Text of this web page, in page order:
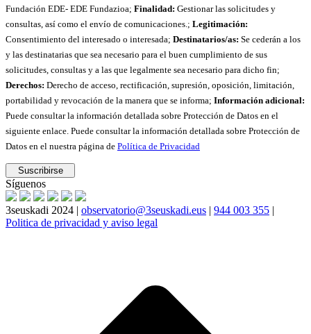
Fundación EDE- EDE Fundazioa; Finalidad: Gestionar las solicitudes y
consultas, así como el envío de comunicaciones.; Legitimación:
Consentimiento del interesado o interesada; Destinatarios/as: Se cederán a los
y las destinatarias que sea necesario para el buen cumplimiento de sus
solicitudes, consultas y a las que legalmente sea necesario para dicho fin;
Derechos: Derecho de acceso, rectificación, supresión, oposición, limitación,
portabilidad y revocación de la manera que se informa; Información adicional:
Puede consultar la información detallada sobre Protección de Datos en el
siguiente enlace. Puede consultar la información detallada sobre Protección de
Datos en el nuestra página de Política de Privacidad
Síguenos
3seuskadi 2024 | observatorio@3seuskadi.eus | 944 003 355 |
Politica de privacidad y aviso legal